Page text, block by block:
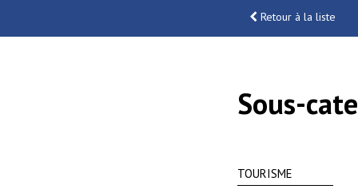
Retour à la liste
Sous-
TOURISME